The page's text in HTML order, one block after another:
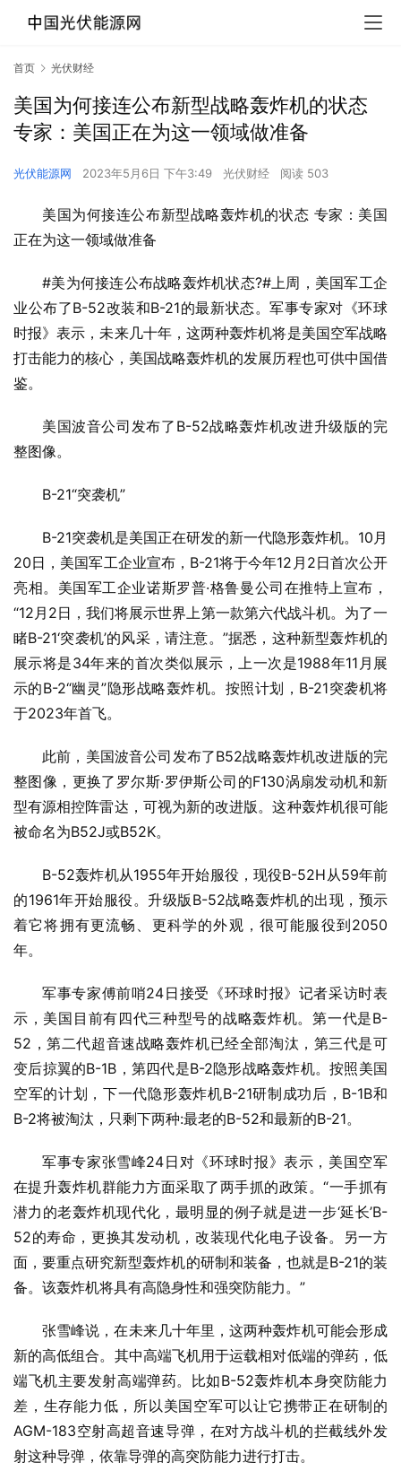
首页 光伏财经
美国为何接连公布新型战略轰炸机的状态
专家：美国正在为这一领域做准备
光伏能源网 2023年5月6日 下午3:49 光伏财经 阅读 503
美国为何接连公布新型战略轰炸机的状态 专家：美国
正在为这一领域做准备
#美为何接连公布战略轰炸机状态?#上周，美国军工企
业公布了B-52改装和B-21的最新状态。军事专家对《环球
时报》表示，未来几十年，这两种轰炸机将是美国空军战略
打击能力的核心，美国战略轰炸机的发展历程也可供中国借
鉴。
美国波音公司发布了B-52战略轰炸机改进升级版的完
整图像。
B-21“突袭机”
B-21突袭机是美国正在研发的新一代隐形轰炸机。10月
20日，美国军工企业宣布，B-21将于今年12月2日首次公开
亮相。美国军工企业诺斯罗普·格鲁曼公司在推特上宣布，
“12月2日，我们将展示世界上第一款第六代战斗机。为了一
睹B-21‘突袭机’的风采，请注意。”据悉，这种新型轰炸机的
展示将是34年来的首次类似展示，上一次是1988年11月展
示的B-2“幽灵”隐形战略轰炸机。按照计划，B-21突袭机将
于2023年首飞。
此前，美国波音公司发布了B52战略轰炸机改进版的完
整图像，更换了罗尔斯·罗伊斯公司的F130涡扇发动机和新
型有源相控阵雷达，可视为新的改进版。这种轰炸机很可能
被命名为B52J或B52K。
B-52轰炸机从1955年开始服役，现役B-52H从59年前
的1961年开始服役。升级版B-52战略轰炸机的出现，预示
着它将拥有更流畅、更科学的外观，很可能服役到2050
年。
军事专家傅前哨24日接受《环球时报》记者采访时表
示，美国目前有四代三种型号的战略轰炸机。第一代是B-
52，第二代超音速战略轰炸机已经全部淘汰，第三代是可
变后掠翼的B-1B，第四代是B-2隐形战略轰炸机。按照美国
空军的计划，下一代隐形轰炸机B-21研制成功后，B-1B和
B-2将被淘汰，只剩下两种:最老的B-52和最新的B-21。
军事专家张雪峰24日对《环球时报》表示，美国空军
在提升轰炸机群能力方面采取了两手抓的政策。“一手抓有
潜力的老轰炸机现代化，最明显的例子就是进一步‘延长’B-
52的寿命，更换其发动机，改装现代化电子设备。另一方
面，要重点研究新型轰炸机的研制和装备，也就是B-21的装
备。该轰炸机将具有高隐身性和强突防能力。”
张雪峰说，在未来几十年里，这两种轰炸机可能会形成
新的高低组合。其中高端飞机用于运载相对低端的弹药，低
端飞机主要发射高端弹药。比如B-52轰炸机本身突防能力
差，生存能力低，所以美国空军可以让它携带正在研制的
AGM-183空射高超音速导弹，在对方战斗机的拦截线外发
射这种导弹，依靠导弹的高突防能力进行打击。